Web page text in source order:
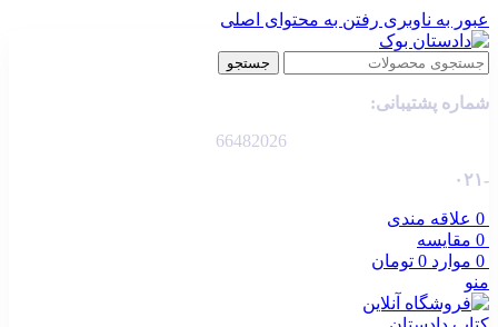
عبور به ناوبری رفتن به محتوای اصلی
جستجو
شماره پشتیبانی:
66482026
-۰۲۱
0 علاقه مندی
0 مقایسه
0 موارد 0 تومان
منو